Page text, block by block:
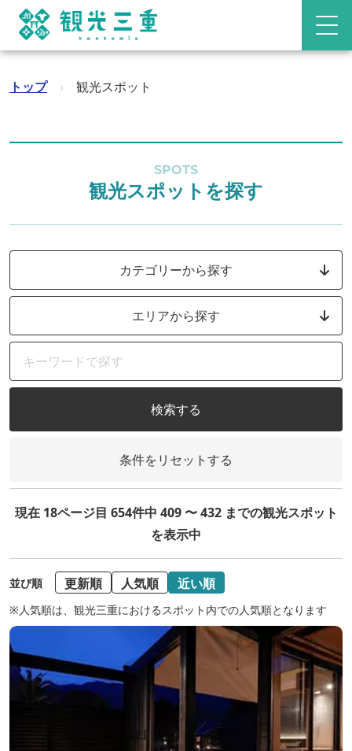
トップ › 観光スポット
SPOTS
観光スポットを探す
カテゴリーから探す
エリアから探す
検索する
条件をリセットする
現在 18ページ目 654件中 409 〜 432 までの観光スポット
を表示中
並び順 更新順 人気順 近い順
※人気順は、観光三重におけるスポット内での人気順となります